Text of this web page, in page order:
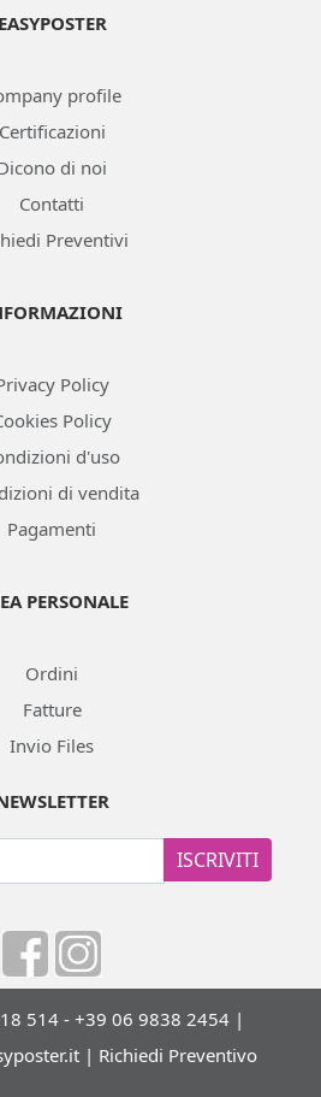
EASYPOSTER
profile
Certificazioni
di noi
Contatti
Preventivi
Policy
Policy
d'uso
di vendita
Pagamenti
PERSONALE
Ordini
Fatture
Invio Files
ISCRIVITI
514 - +39 06 9838 2454 |
| Richiedi Preventivo